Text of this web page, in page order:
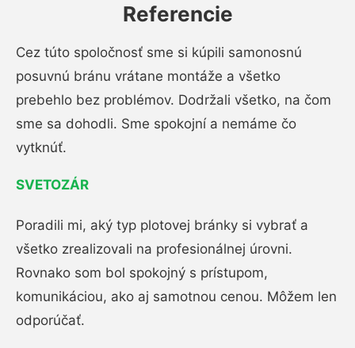
Referencie
Cez túto spoločnosť sme si kúpili samonosnú
posuvnú bránu vrátane montáže a všetko
prebehlo bez problémov. Dodržali všetko, na čom
sme sa dohodli. Sme spokojní a nemáme čo
vytknúť.
SVETOZÁR
Poradili mi, aký typ plotovej bránky si vybrať a
všetko zrealizovali na profesionálnej úrovni.
Rovnako som bol spokojný s prístupom,
komunikáciou, ako aj samotnou cenou. Môžem len
odporúčať.